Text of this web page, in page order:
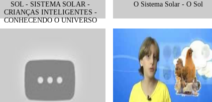
SOL - SISTEMA SOLAR -
CRIANÇAS INTELIGENTES -
CONHECENDO O UNIVERSO
O Sistema Solar - O Sol